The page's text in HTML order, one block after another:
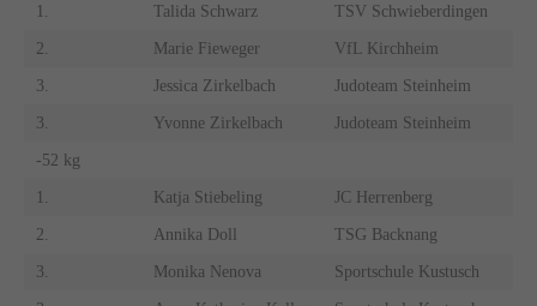
1. Talida Schwarz TSV Schwieberdingen
2. Marie Fieweger VfL Kirchheim
3. Jessica Zirkelbach Judoteam Steinheim
3. Yvonne Zirkelbach Judoteam Steinheim
-52 kg
1. Katja Stiebeling JC Herrenberg
2. Annika Doll TSG Backnang
3. Monika Nenova Sportschule Kustusch